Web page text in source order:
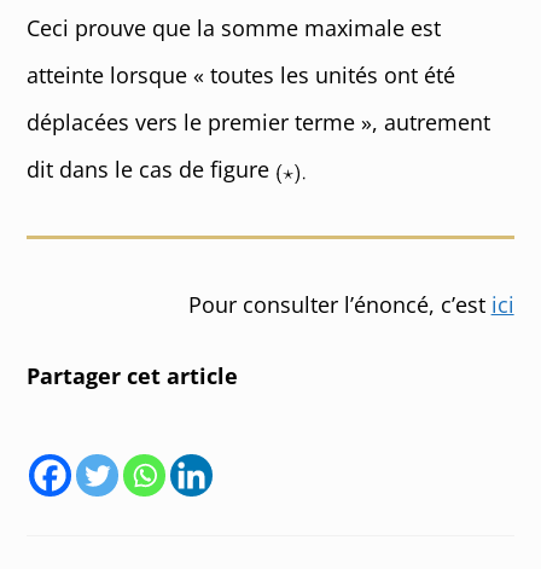
Ceci prouve que la somme maximale est
atteinte lorsque « toutes les unités ont été
déplacées vers le premier terme », autrement
dit dans le cas de figure
Pour consulter l’énoncé, c’est ici
Partager cet article